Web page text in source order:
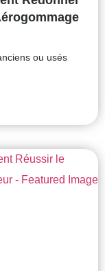
ou usés